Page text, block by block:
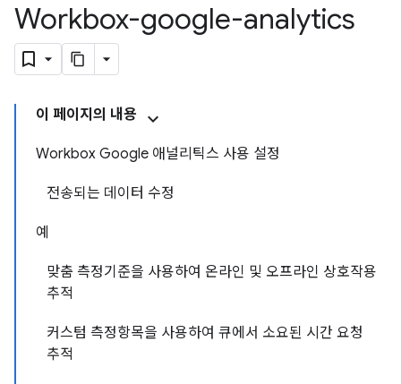
Workbox-google-analytics
이 페이지의 내용
Workbox Google 애널리틱스 사용 설정
전송되는 데이터 수정
예
맞춤 측정기준을 사용하여 온라인 및 오프라인 상호작용
추적
커스텀 측정항목을 사용하여 큐에서 소요된 시간 요청
추적